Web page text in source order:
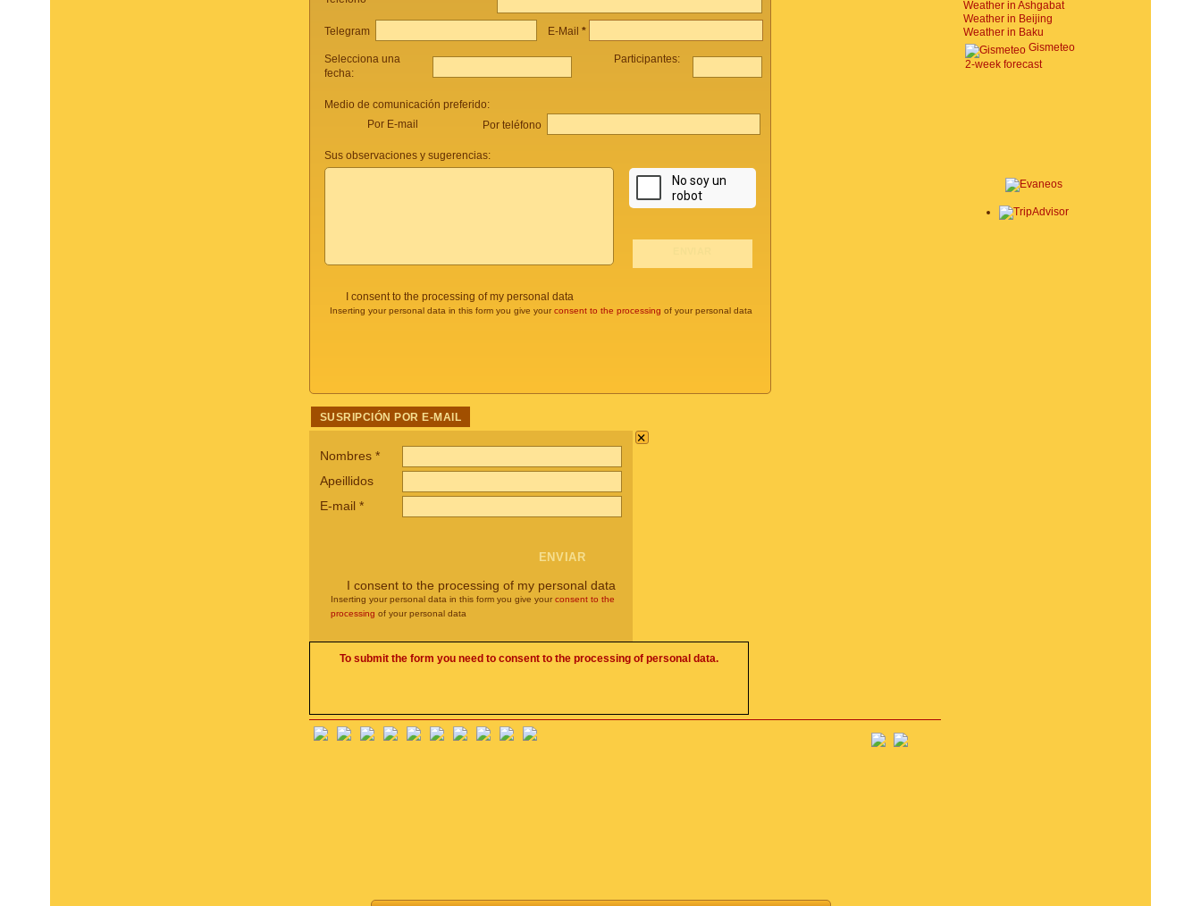
Telegram E-Mail *
Selecciona una
fecha:
Participantes:
Medio de comunicación preferido:
Por E-mail
Por teléfono
Sus observaciones y sugerencias:
I consent to the processing of my personal data
Inserting your personal data in this form you give your consent to the processing of your personal data
SUSRIPCIÓN POR E-MAIL
×
Nombres *
Apeillidos
E-mail *
I consent to the processing of my personal data
Inserting your personal data in this form you give your consent to the
processing of your personal data
To submit the form you need to consent to the processing of personal data.
Weather in Ashgabat
Weather in Beijing
Weather in Baku
Gismeteo
2-week forecast